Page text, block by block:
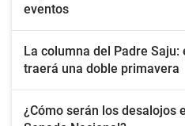
eventos
La columna del Padre Saju:
traerá una doble primavera
¿Cómo serán los desalojos